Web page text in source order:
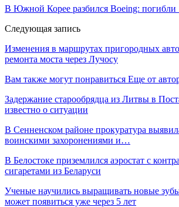
В Южной Корее разбился Boeing: погибли
Следующая запись
Изменения в маршрутах пригородных
ремонта моста через Лучосу
Вам также могут понравиться Еще от
Задержание старообрядца из Литвы в
известно о ситуации
В Сенненском районе прокуратура
воинскими захоронениями и…
В Белостоке приземлился аэростат с
сигаретами из Беларуси
Ученые научились выращивать новые
может появиться уже через 5 лет